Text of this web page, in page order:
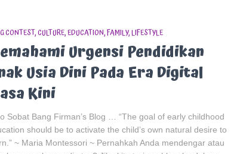
CONTEST CULTURE EDUCATION FAMILY LIFESTYLE
Urgensi Pendidikan
Usia Dini Pada Era Digital
Kini
Sobat Bang Firman’s Blog … “The goal of early childhood
should be to activate the child’s own natural desire to
~ Maria Montessori ~ Pernahkah Anda mendengar atau